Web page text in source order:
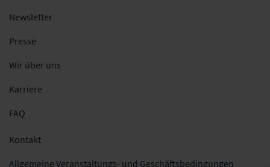
Newsletter
Presse
Wir über uns
Karriere
FAQ
Kontakt
Allgemeine Veranstaltungs- und Geschäftsbedingungen